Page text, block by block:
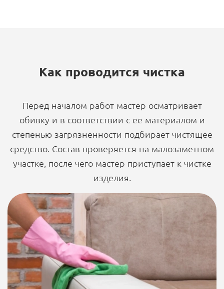
Как проводится чистка
Перед началом работ мастер осматривает
обивку и в соответствии с ее материалом и
степенью загрязненности подбирает чистящее
средство. Состав проверяется на малозаметном
участке, после чего мастер приступает к чистке
изделия.